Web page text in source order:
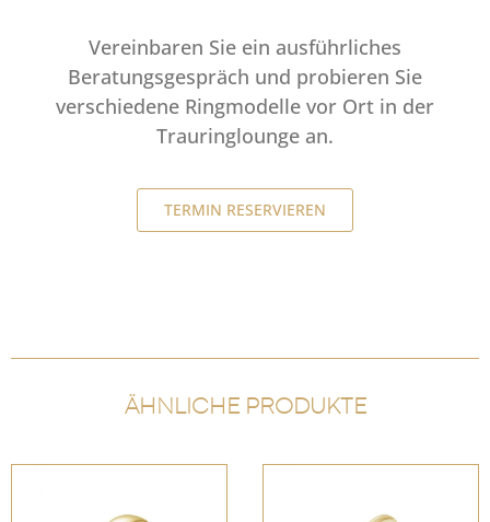
Vereinbaren Sie ein ausführliches
Beratungsgespräch und probieren Sie
verschiedene Ringmodelle vor Ort in der
Trauringlounge an.
TERMIN RESERVIEREN
ÄHNLICHE PRODUKTE